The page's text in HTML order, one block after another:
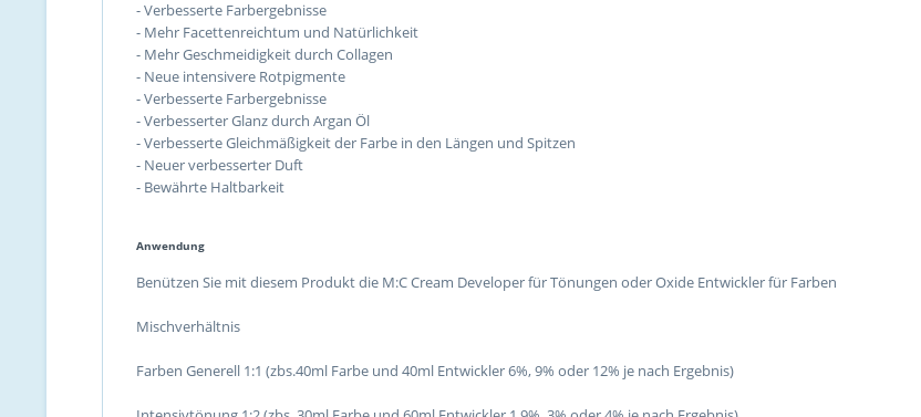
- Verbesserte Farbergebnisse
- Mehr Facettenreichtum und Natürlichkeit
- Mehr Geschmeidigkeit durch Collagen
- Neue intensivere Rotpigmente
- Verbesserte Farbergebnisse
- Verbesserter Glanz durch Argan Öl
- Verbesserte Gleichmäßigkeit der Farbe in den Längen und Spitzen
- Neuer verbesserter Duft
- Bewährte Haltbarkeit
Anwendung
Benützen Sie mit diesem Produkt die M:C Cream Developer für Tönungen oder Oxide Entwickler für Farben
Mischverhältnis
Farben Generell 1:1 (zbs.40ml Farbe und 40ml Entwickler 6%, 9% oder 12% je nach Ergebnis)